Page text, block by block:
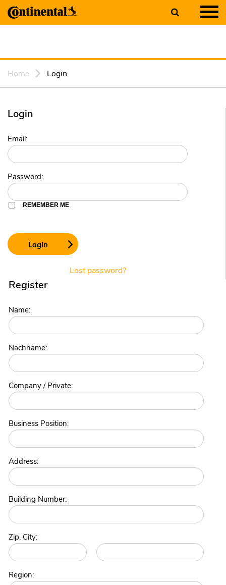
Home Login
Login
Email:
Password:
REMEMBER ME
Lost password?
Register
Name:
Nachname:
Company / Private:
Business Position:
Address:
Building Number:
Zip, City:
Region: